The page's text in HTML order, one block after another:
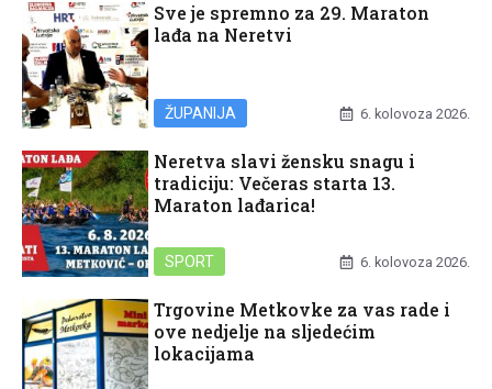
Sve je spremno za 29. Maraton
lađa na Neretvi
ŽUPANIJA 6. kolovoza 2026.
Neretva slavi žensku snagu i
tradiciju: Večeras starta 13.
Maraton lađarica!
SPORT 6. kolovoza 2026.
Trgovine Metkovke za vas rade i
ove nedjelje na sljedećim
lokacijama